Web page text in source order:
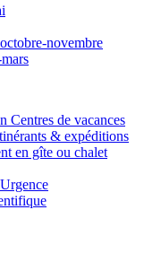
novembre
Centres de vacances
& expéditions
en gîte ou chalet